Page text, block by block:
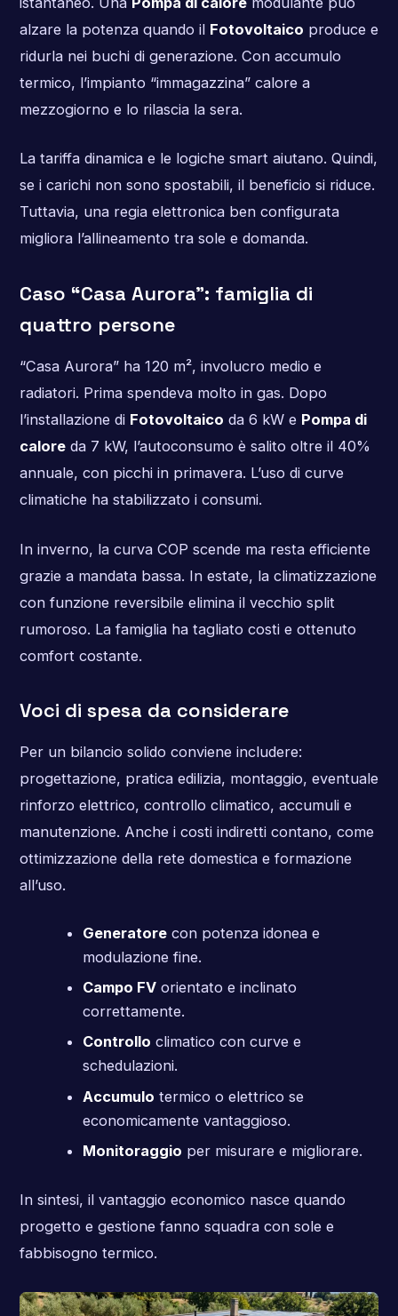
alzare la potenza quando il Fotovoltaico produce e
ridurla nei buchi di generazione. Con accumulo
termico, l’impianto “immagazzina” calore a
mezzogiorno e lo rilascia la sera.
La tariffa dinamica e le logiche smart aiutano. Quindi,
se i carichi non sono spostabili, il beneficio si riduce.
Tuttavia, una regia elettronica ben configurata
migliora l’allineamento tra sole e domanda.
Caso “Casa Aurora”: famiglia di
quattro persone
“Casa Aurora” ha 120 m², involucro medio e
radiatori. Prima spendeva molto in gas. Dopo
l’installazione di Fotovoltaico da 6 kW e Pompa di
caloreda 7 kW, l’autoconsumo è salito oltre il 40%
annuale, con picchi in primavera. L’uso di curve
climatiche ha stabilizzato i consumi.
In inverno, la curva COP scende ma resta efficiente
grazie a mandata bassa. In estate, la climatizzazione
con funzione reversibile elimina il vecchio split
rumoroso. La famiglia ha tagliato costi e ottenuto
comfort costante.
Voci di spesa da considerare
Per un bilancio solido conviene includere:
progettazione, pratica edilizia, montaggio, eventuale
rinforzo elettrico, controllo climatico, accumuli e
manutenzione. Anche i costi indiretti contano, come
ottimizzazione della rete domestica e formazione
all’uso.
Generatorecon potenza idonea e
modulazione fine.
Campo FVorientato e inclinato
correttamente.
Controllo climatico con curve e
schedulazioni.
Accumulo termico o elettrico se
economicamente vantaggioso.
Monitoraggio per misurare e migliorare.
In sintesi, il vantaggio economico nasce quando
progetto e gestione fanno squadra con sole e
fabbisogno termico.